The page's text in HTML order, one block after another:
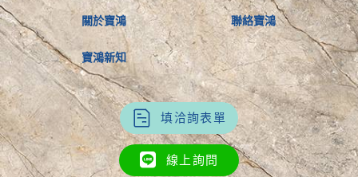
關於寶鴻
寶鴻新知
聯絡寶鴻
填洽詢表單
線上詢問